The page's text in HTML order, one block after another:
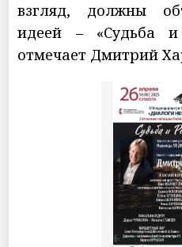
взгляд, должны
идеей – «Судьба
отмечает Дмитрий